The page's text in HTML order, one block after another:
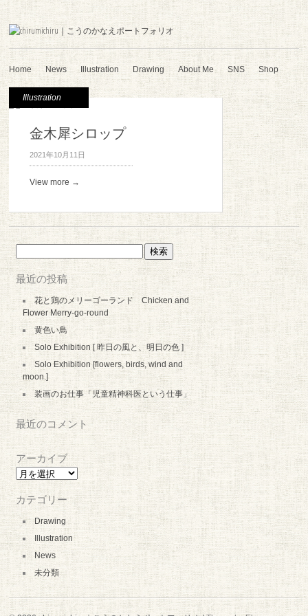
Home News Illustration Drawing About Me SNS Shop
Illustration
金木犀シロップ
2021年10月11日
View more →
検
索:
最近の投稿
花と鶏のメリーゴーランド Chicken and
Flower Merry-go-round
黄色い鳥
Solo Exhibition [ 昨日の風と、明日の色 ]
Solo Exhibition [flowers, birds, wind and
moon.]
装画のお仕事「児童精神科医という仕事」
最近のコメント
アーカイブ
ア
ー
カ
イ
ブ
カテゴリー
Drawing
Illustration
News
未分類